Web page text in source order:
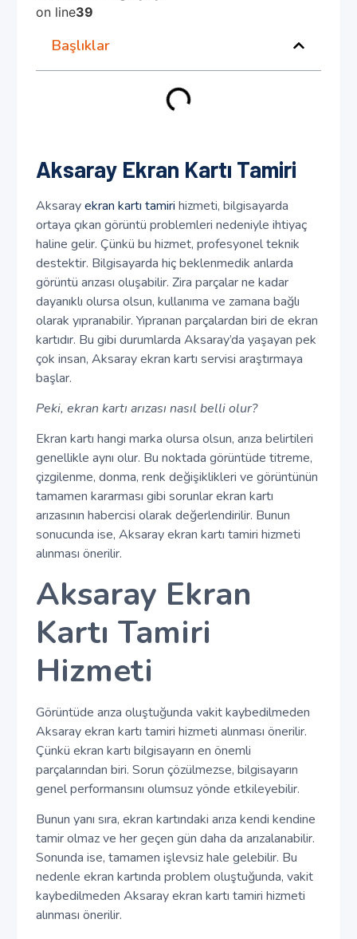
on line39
Başlıklar
Aksaray Ekran Kartı Tamiri
Aksarayekran kartı tamiri hizmeti, bilgisayarda
ortaya çıkan görüntü problemleri nedeniyle ihtiyaç
haline gelir. Çünkü bu hizmet, profesyonel teknik
destektir. Bilgisayarda hiç beklenmedik anlarda
görüntü arızası oluşabilir. Zira parçalar ne kadar
dayanıklı olursa olsun, kullanıma ve zamana bağlı
olarak yıpranabilir. Yıpranan parçalardan biri de ekran
kartıdır. Bu gibi durumlarda Aksaray’da yaşayan pek
çok insan, Aksaray ekran kartı servisi araştırmaya
başlar.
Peki, ekran kartı arızası nasıl belli olur?
Ekran kartı hangi marka olursa olsun, arıza belirtileri
genellikle aynı olur. Bu noktada görüntüde titreme,
çizgilenme, donma, renk değişiklikleri ve görüntünün
tamamen kararması gibi sorunlar ekran kartı
arızasının habercisi olarak değerlendirilir. Bunun
sonucunda ise, Aksaray ekran kartı tamiri hizmeti
alınması önerilir.
Aksaray Ekran
Kartı Tamiri
Hizmeti
Görüntüde arıza oluştuğunda vakit kaybedilmeden
Aksaray ekran kartı tamiri hizmeti alınması önerilir.
Çünkü ekran kartı bilgisayarın en önemli
parçalarından biri. Sorun çözülmezse, bilgisayarın
genel performansını olumsuz yönde etkileyebilir.
Bunun yanı sıra, ekran kartındaki arıza kendi kendine
tamir olmaz ve her geçen gün daha da arızalanabilir.
Sonunda ise, tamamen işlevsiz hale gelebilir. Bu
nedenle ekran kartında problem oluştuğunda, vakit
kaybedilmeden Aksaray ekran kartı tamiri hizmeti
alınması önerilir.